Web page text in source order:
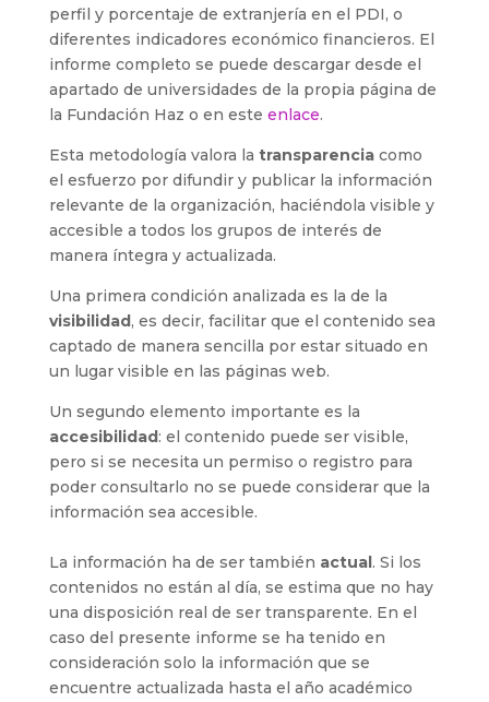
perfil y porcentaje de extranjería en el PDI, o
diferentes indicadores económico financieros. El
informe completo se puede descargar desde el
apartado de universidades de la propia página de
la Fundación Haz o en este enlace.
Esta metodología valora la transparenciacomo
el esfuerzo por difundir y publicar la información
relevante de la organización, haciéndola visible y
accesible a todos los grupos de interés de
manera íntegra y actualizada.
Una primera condición analizada es la de la
visibilidad, es decir, facilitar que el contenido sea
captado de manera sencilla por estar situado en
un lugar visible en las páginas web.
Un segundo elemento importante es la
accesibilidad: el contenido puede ser visible,
pero si se necesita un permiso o registro para
poder consultarlo no se puede considerar que la
información sea accesible.
La información ha de ser también actual. Si los
contenidos no están al día, se estima que no hay
una disposición real de ser transparente. En el
caso del presente informe se ha tenido en
consideración solo la información que se
encuentre actualizada hasta el año académico